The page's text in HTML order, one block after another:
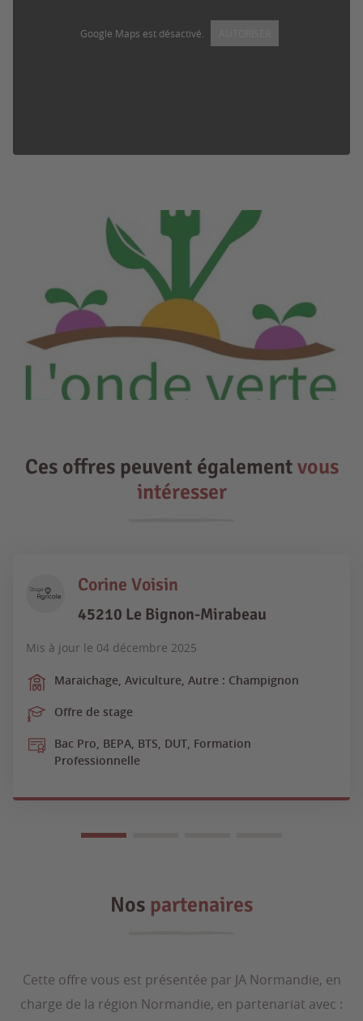
Google Maps est désactivé.
Ces offres peuvent égalementvous
intéresser
Corine Voisin
45210 Le Bignon-Mirabeau
Mis à jour le 04 décembre 2025
Maraichage, Aviculture, Autre : Champignon
Offre de stage
Bac Pro, BEPA, BTS, DUT, Formation
Professionnelle
Nos partenaires
Cette offre vous est présentée par JA Normandie, en
charge de la région Normandie, en partenariat avec :